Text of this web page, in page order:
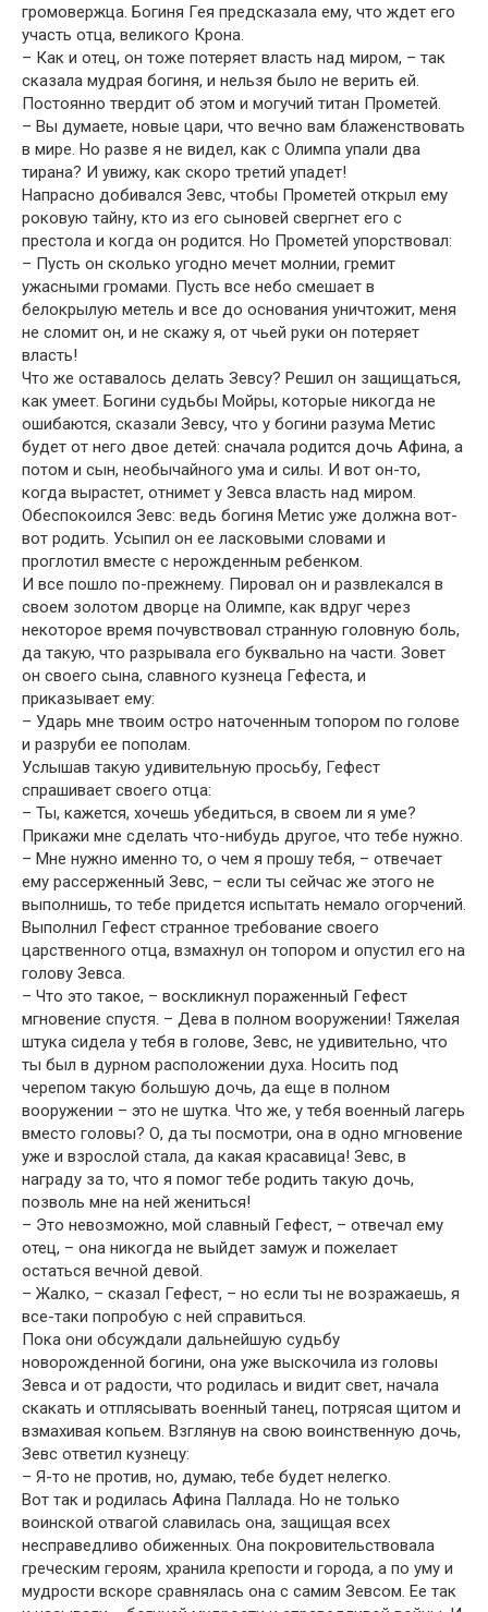
громовержца. Богиня Гея предсказала ему, что ждет его
участь отца, великого Крона.
– Как и отец, он тоже потеряет власть над миром, – так
сказала мудрая богиня, и нельзя было не верить ей.
Постоянно твердит об этом и могучий титан Прометей.
– Вы думаете, новые цари, что вечно вам блаженствовать
в мире. Но разве я не видел, как с Олимпа упали два
тирана? И увижу, как скоро третий упадет!
Напрасно добивался Зевс, чтобы Прометей открыл ему
роковую тайну, кто из его сыновей свергнет его с
престола и когда он родится. Но Прометей упорствовал:
– Пусть он сколько угодно мечет молнии, гремит
ужасными громами. Пусть все небо смешает в
белокрылую метель и все до основания уничтожит, меня
не сломит он, и не скажу я, от чьей руки он потеряет
власть!
Что же оставалось делать Зевсу? Решил он защищаться,
как умеет. Богини судьбы Мойры, которые никогда не
ошибаются, сказали Зевсу, что у богини разума Метис
будет от него двое детей: сначала родится дочь Афина, а
потом и сын, необычайного ума и силы. И вот он-то,
когда вырастет, отнимет у Зевса власть над миром.
Обеспокоился Зевс: ведь богиня Метис уже должна вот-
вот родить. Усыпил он ее ласковыми словами и
проглотил вместе с нерожденным ребенком.
И все пошло по-прежнему. Пировал он и развлекался в
своем золотом дворце на Олимпе, как вдруг через
некоторое время почувствовал странную головную боль,
да такую, что разрывала его буквально на части. Зовет
он своего сына, славного кузнеца Гефеста, и
приказывает ему:
– Ударь мне твоим остро наточенным топором по голове
и разруби ее пополам.
Услышав такую удивительную просьбу, Гефест
спрашивает своего отца:
– Ты, кажется, хочешь убедиться, в своем ли я уме?
Прикажи мне сделать что-нибудь другое, что тебе нужно.
– Мне нужно именно то, о чем я прошу тебя, – отвечает
ему рассерженный Зевс, – если ты сейчас же этого не
выполнишь, то тебе придется испытать немало огорчений.
Выполнил Гефест странное требование своего
царственного отца, взмахнул он топором и опустил его на
голову Зевса.
– Что это такое, – воскликнул пораженный Гефест
мгновение спустя. – Дева в полном вооружении! Тяжелая
штука сидела у тебя в голове, Зевс, не удивительно, что
ты был в дурном расположении духа. Носить под
черепом такую большую дочь, да еще в полном
вооружении – это не шутка. Что же, у тебя военный лагерь
вместо головы? О, да ты посмотри, она в одно мгновение
уже и взрослой стала, да какая красавица! Зевс, в
награду за то, что я помог тебе родить такую дочь,
позволь мне на ней жениться!
– Это невозможно, мой славный Гефест, – отвечал ему
отец, – она никогда не выйдет замуж и пожелает
остаться вечной девой.
– Жалко, – сказал Гефест, – но если ты не возражаешь, я
все-таки попробую с ней справиться.
Пока они обсуждали дальнейшую судьбу
новорожденной богини, она уже выскочила из головы
Зевса и от радости, что родилась и видит свет, начала
скакать и отплясывать военный танец, потрясая щитом и
взмахивая копьем. Взглянув на свою воинственную дочь,
Зевс ответил кузнецу:
– Я-то не против, но, думаю, тебе будет нелегко.
Вот так и родилась Афина Паллада. Но не только
воинской отвагой славилась она, защищая всех
несправедливо обиженных. Она покровительствовала
греческим героям, хранила крепости и города, а по уму и
мудрости вскоре сравнялась она с самим Зевсом. Ее так